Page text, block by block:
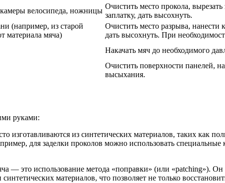
велосипеда, ножницы
Очистить место прокола,
заплатку, дать высохнуть.
(например, из старой
материала мяча)
Очистить место разрыва, нанести
дать высохнуть. При
Накачать мяч до необходимого
Очистить поверхности панелей,
высыхания.
руками:
изготавливаются из синтетических материалов, таких как
для заделки проколов можно использовать специальные
— это использование метода «поправки» (или «patching»).
материалов, что позволяет не только